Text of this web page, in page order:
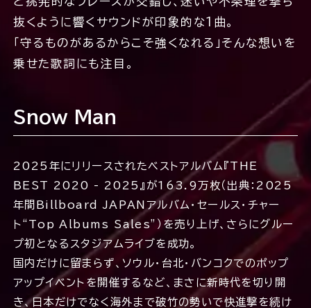
抜くように響くサウンドが印象的な1曲。
「守るものがあるからこそ強くなれる」そんな想いを
乗せた歌詞にも注目。
Snow Man
2025年にリリースされたベストアルバム『THE
BEST 2020 - 2025』が163.9万枚（出典：2025
年間Billboard JAPANアルバム・セールス・チャー
ト“Top Albums Sales”）を売り上げ、さらにグルー
プ初となるスタジアムライブを成功。
国内だけに留まらず、ソウル・台北・バンコクでのポップ
アップイベントを開催するなど、まさに新時代を切り開
き、日本だけでなく海外まで破竹の勢いで快進撃を続け